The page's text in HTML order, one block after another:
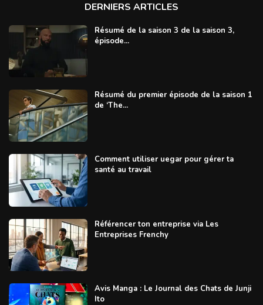
DERNIERS ARTICLES
Résumé de la saison 3 de la saison 3,
épisode...
Résumé du premier épisode de la saison 1
de ‘The...
Comment utiliser uegar pour gérer ta
santé au travail
Référencer ton entreprise via Les
Entreprises Frenchy
Avis Manga : Le Journal des Chats de Junji
Ito